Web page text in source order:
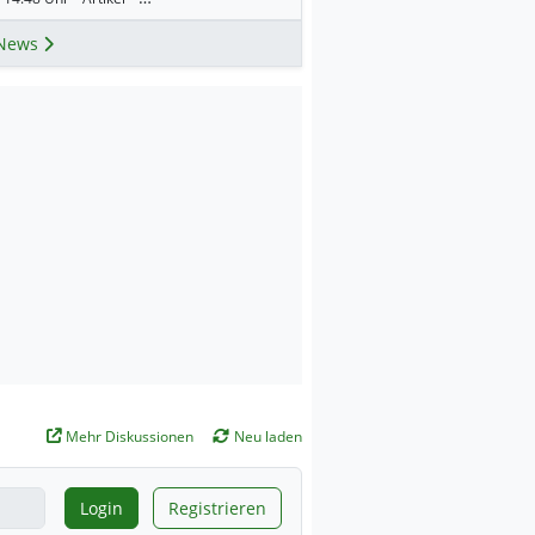
Mehr Diskussionen Neu laden
Login Registrieren